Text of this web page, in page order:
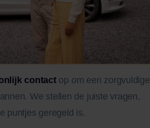
contactop om een zorgvuldige
We stellen de juiste vragen,
puntjes geregeld is.